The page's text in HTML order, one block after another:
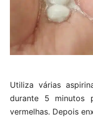
Utiliza várias
durante 5 minutos
vermelhas. Depois